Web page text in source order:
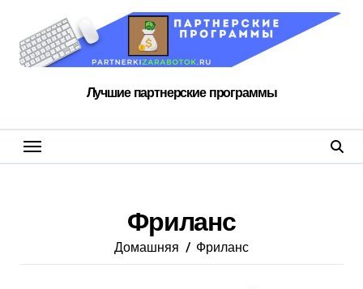
содержанию
Лучшие партнерские программы
Фриланс
Домашняя Фриланс